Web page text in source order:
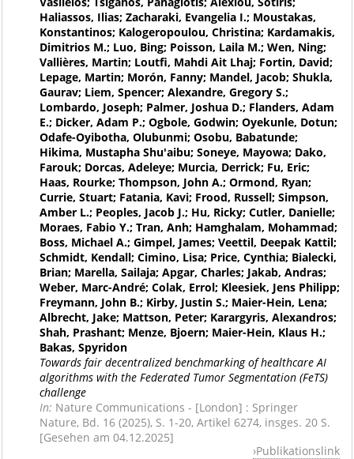
Haliassos, Ilias; Zacharaki, Evangelia I.; Moustakas,
Konstantinos; Kalogeropoulou, Christina; Kardamakis,
Dimitrios M.; Luo, Bing; Poisson, Laila M.; Wen, Ning;
Vallières, Martin; Loutfi, Mahdi Ait Lhaj; Fortin, David;
Lepage, Martin; Morón, Fanny; Mandel, Jacob; Shukla,
Gaurav; Liem, Spencer; Alexandre, Gregory S.;
Lombardo, Joseph; Palmer, Joshua D.; Flanders, Adam
E.; Dicker, Adam P.; Ogbole, Godwin; Oyekunle, Dotun;
Odafe-Oyibotha, Olubunmi; Osobu, Babatunde;
Hikima, Mustapha Shu'aibu; Soneye, Mayowa; Dako,
Farouk; Dorcas, Adeleye; Murcia, Derrick; Fu, Eric;
Haas, Rourke; Thompson, John A.; Ormond, Ryan;
Currie, Stuart; Fatania, Kavi; Frood, Russell; Simpson,
Amber L.; Peoples, Jacob J.; Hu, Ricky; Cutler, Danielle;
Moraes, Fabio Y.; Tran, Anh; Hamghalam, Mohammad;
Boss, Michael A.; Gimpel, James; Veettil, Deepak Kattil;
Schmidt, Kendall; Cimino, Lisa; Price, Cynthia; Bialecki,
Brian; Marella, Sailaja; Apgar, Charles; Jakab, Andras;
Weber, Marc-André; Colak, Errol; Kleesiek, Jens Philipp;
Freymann, John B.; Kirby, Justin S.; Maier-Hein, Lena;
Albrecht, Jake; Mattson, Peter; Karargyris, Alexandros;
Shah, Prashant; Menze, Bjoern; Maier-Hein, Klaus H.;
Bakas, Spyridon
Towards fair decentralized benchmarking of healthcare AI
algorithms with the Federated Tumor Segmentation (FeTS)
challenge
In: Nature Communications - [London] : Springer
Nature, Bd. 16 (2025), S. 1-20, Artikel 6274, insges. 20 S.
[Gesehen am 04.12.2025]
Publikationslink